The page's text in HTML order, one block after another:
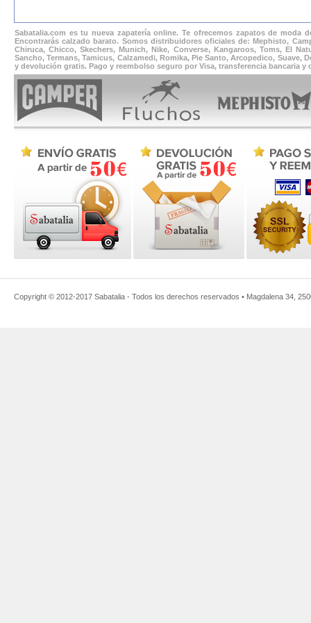
Sabatalia.com es tu nueva zapatería online. Te ofrecemos zapatos de moda
Encontrarás calzado barato. Somos distribuidores oficiales de: Mephisto,
Chiruca, Chicco, Skechers, Munich, Nike, Converse, Kangaroos, Toms, El
Sancho, Termans, Tamicus, Calzamedi, Romika, Pie Santo, Arcopedico,
y devolución gratis. Pago y reembolso seguro por Visa, transferencia bancaria y
Copyright © 2012-2017 Sabatalia - Todos los derechos reservados • Magdalena 34